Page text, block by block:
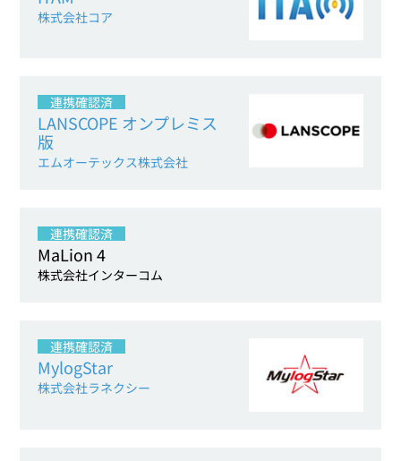
株式会社コア
連携確認済
LANSCOPE オンプレミス
版
エムオーテックス株式会社
連携確認済
MaLion 4
株式会社インターコム
連携確認済
MylogStar
株式会社ラネクシー